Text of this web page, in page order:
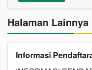
Halaman Lainnya
Informasi